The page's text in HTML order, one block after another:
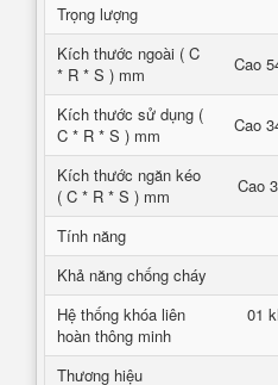
Trọng lượng
Kích thước ngoài ( C
* R * S ) mm
Cao
Kích thước sử dụng (
C * R * S ) mm
Cao
Kích thước ngăn kéo
( C * R * S ) mm
Cao
Tính năng
Khả năng chống cháy
Hệ thống khóa liên
hoàn thông minh
01
Thương hiệu